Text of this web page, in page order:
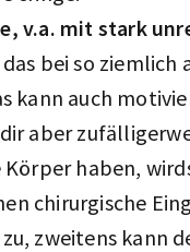
v.a. mit stark
bei so
kann auch
aber
haben,
chirurgische
zweitens kann